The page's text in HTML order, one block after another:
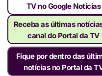
TV no Google Notícias
Receba as últimas
canal do Portal da TV
Fique por dentro das
notícias no Portal da